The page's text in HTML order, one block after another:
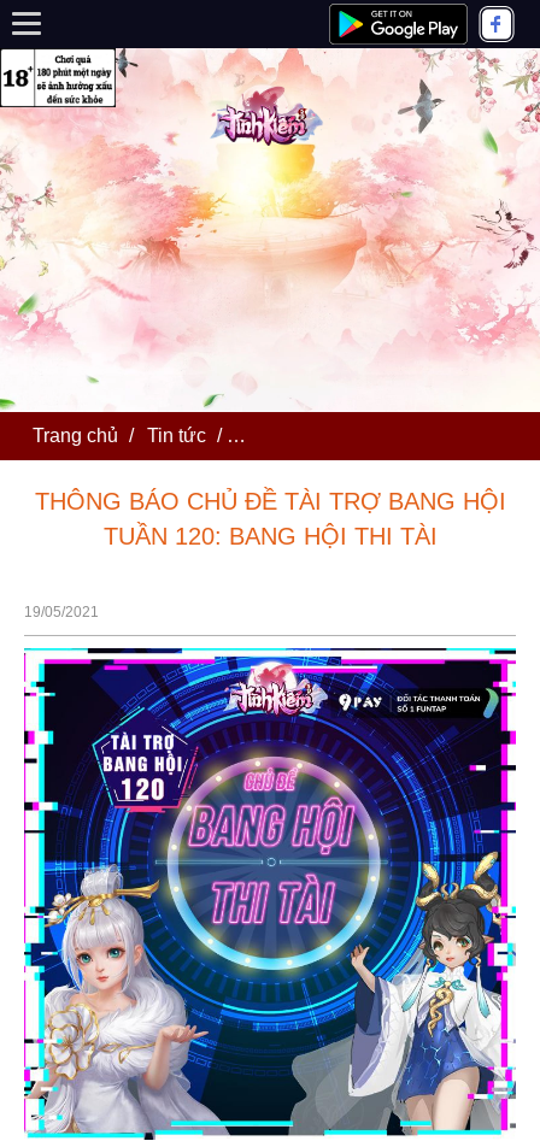
Trang chủ / Tin tức / THÔNG BÁO CHỦ ĐỀ TÀI TRỢ
THÔNG BÁO CHỦ ĐỀ TÀI TRỢ BANG HỘI
TUẦN 120: BANG HỘI THI TÀI
19/05/2021